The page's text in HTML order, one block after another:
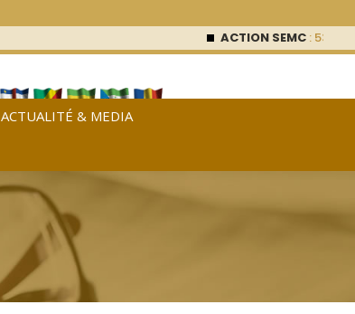
ACTION SEMC: 53 000
ACTUALITÉ & MEDIA